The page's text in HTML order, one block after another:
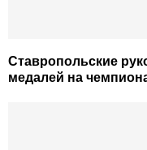
Ставропольские
медалей на